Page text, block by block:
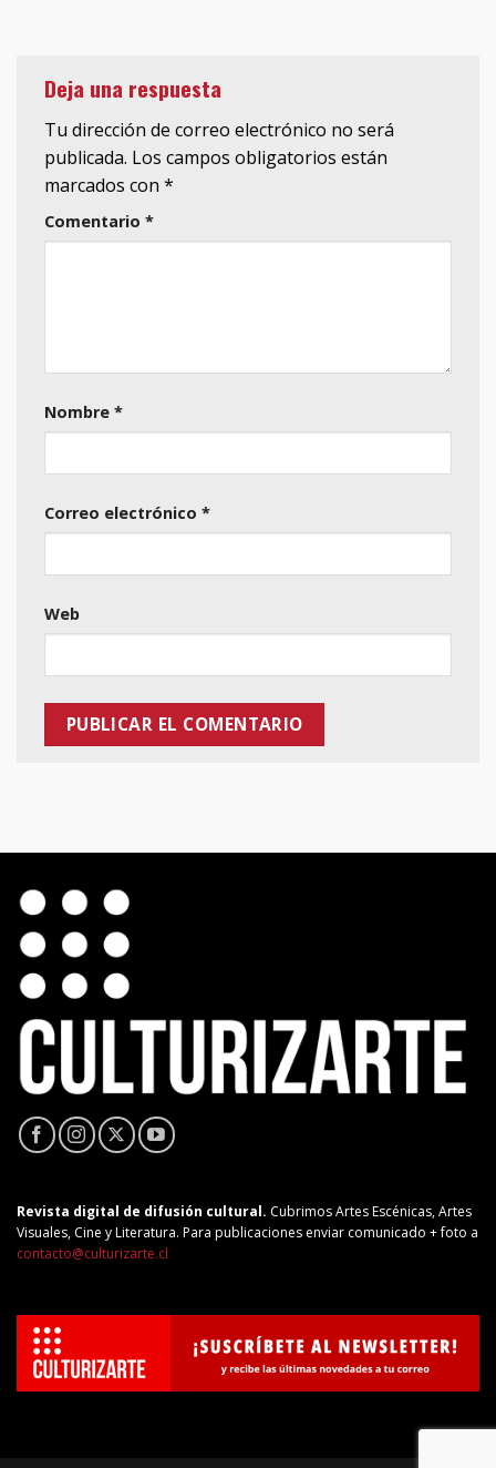
Deja una respuesta
Tu dirección de correo electrónico no será
publicada. Los campos obligatorios están
marcados con *
Comentario *
Nombre *
Correo electrónico *
Web
Revista digital de difusión cultural. Cubrimos Artes Escénicas, Artes
Visuales, Cine y Literatura. Para publicaciones enviar comunicado + foto a
contacto@culturizarte.cl